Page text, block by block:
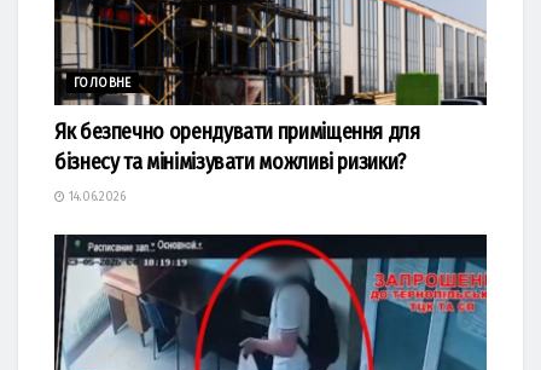
ГОЛОВНЕ
Як безпечно орендувати приміщення для
бізнесу та мінімізувати можливі ризики?
14.06.2026